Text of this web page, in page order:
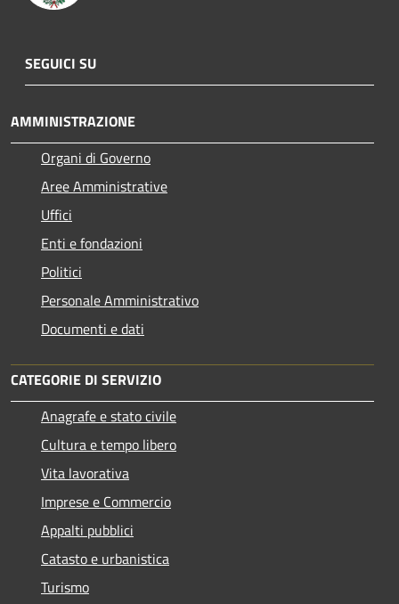
SEGUICI SU
AMMINISTRAZIONE
Organi di Governo
Aree Amministrative
Uffici
Enti e fondazioni
Politici
Personale Amministrativo
Documenti e dati
CATEGORIE DI SERVIZIO
Anagrafe e stato civile
Cultura e tempo libero
Vita lavorativa
Imprese e Commercio
Appalti pubblici
Catasto e urbanistica
Turismo